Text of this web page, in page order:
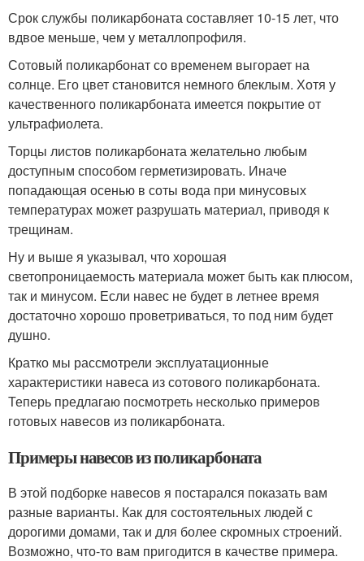
Срок службы поликарбоната составляет 10-15 лет, что
вдвое меньше, чем у металлопрофиля.
Сотовый поликарбонат со временем выгорает на
солнце. Его цвет становится немного блеклым. Хотя у
качественного поликарбоната имеется покрытие от
ультрафиолета.
Торцы листов поликарбоната желательно любым
доступным способом герметизировать. Иначе
попадающая осенью в соты вода при минусовых
температурах может разрушать материал, приводя к
трещинам.
Ну и выше я указывал, что хорошая
светопроницаемость материала может быть как плюсом,
так и минусом. Если навес не будет в летнее время
достаточно хорошо проветриваться, то под ним будет
душно.
Кратко мы рассмотрели эксплуатационные
характеристики навеса из сотового поликарбоната.
Теперь предлагаю посмотреть несколько примеров
готовых навесов из поликарбоната.
Примеры навесов из поликарбоната
В этой подборке навесов я постарался показать вам
разные варианты. Как для состоятельных людей с
дорогими домами, так и для более скромных строений.
Возможно, что-то вам пригодится в качестве примера.